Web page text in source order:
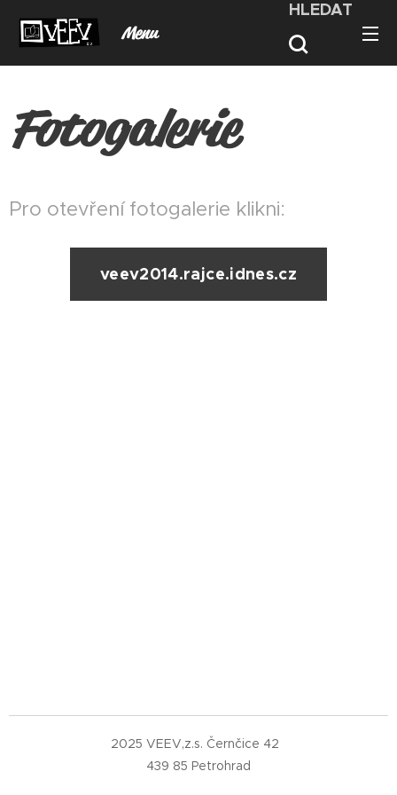
Menu
HLEDAT
Fotogalerie
Pro otevření fotogalerie klikni:
veev2014.rajce.idnes.cz
2025 VEEV,z.s. Černčice 42
439 85 Petrohrad